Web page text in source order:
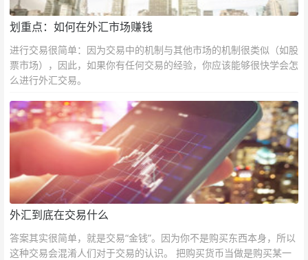
划重点：如何在外汇市场赚钱
进行交易很简单：因为交易中的机制与其他市场的机制很类似（如股
票市场），因此，如果你有任何交易的经验，你应该能够很快学会怎
么进行外汇交易。
外汇到底在交易什么
答案其实很简单，就是交易“金钱”。因为你不是购买东西本身，所以
这种交易会混淆人们对于交易的认识。 把购买货币当做是购买某一